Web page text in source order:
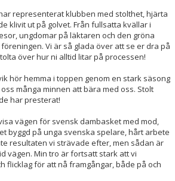
representerat klubben med stolthet, hjärta
klivit ut på golvet. Från fullsatta kvällar i
ungdomar på läktaren och den gröna
Vi är så glada över att se er dra på
över hur ni alltid litar på processen!
hör hemma i toppen genom en stark säsong
många minnen att bära med oss. Stolt
har presterat!
vägen för svensk dambasket med mod,
byggd på unga svenska spelare, hårt arbete
resultaten vi strävade efter, men sådan är
vägen. Min tro är fortsatt stark att vi
flicklag för att nå framgångar, både på och